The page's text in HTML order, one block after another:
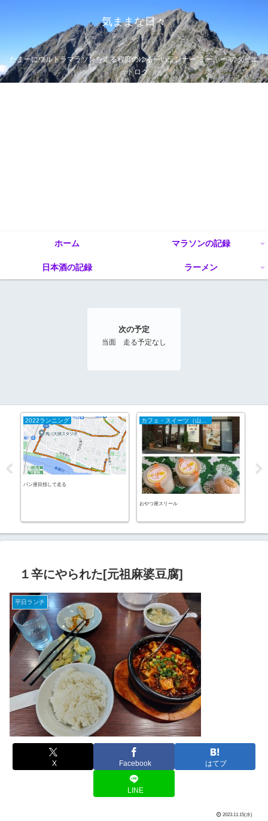
気ままな日々
たまーにウルトラマラソンを走る程度のゆるーいランナー”まーぶー”のダイエ
ットログ
ホーム マラソンの記録
日本酒の記録 ラーメン
次の予定
当面 走る予定なし
2022ランニング
パン屋目指して走る
おやつ屋スリール
１辛にやられた[元祖麻婆豆腐]
平日ランチ
X Facebook はてブ
LINE
2023.11.15(水)